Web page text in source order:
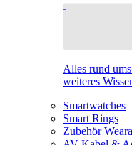
Alles rund
weiteres
Smartwatches
Smart Rings
Zubehör